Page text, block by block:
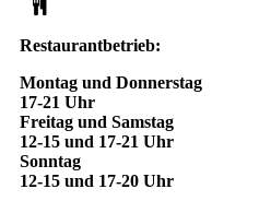
Restaurantbetrieb:
Montag und Donnerstag
17-21 Uhr
Freitag und Samstag
12-15 und 17-21 Uhr
Sonntag
12-15 und 17-20 Uhr